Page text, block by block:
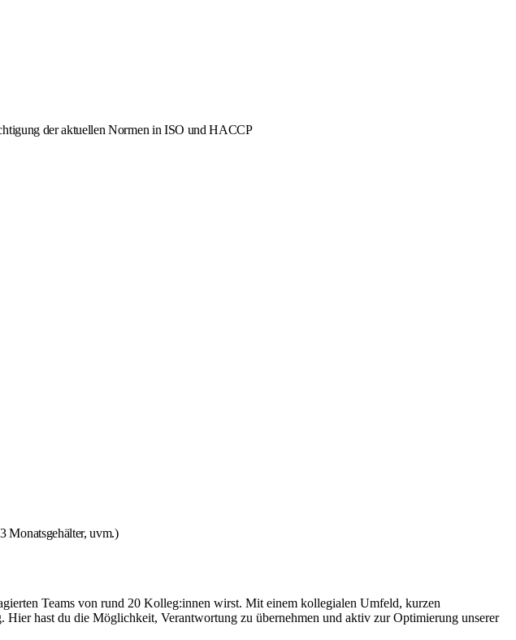
der aktuellen Normen in ISO und HACCP
Monatsgehälter, uvm.)
Teams von rund 20 Kolleg:innen wirst. Mit einem kollegialen Umfeld, kurzen
hast du die Möglichkeit, Verantwortung zu übernehmen und aktiv zur Optimierung unserer